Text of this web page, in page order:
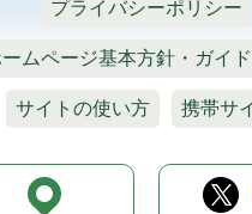
プライバシーポリシー
ムページ基本方針・ガイ
サイトの使い方 携帯サ